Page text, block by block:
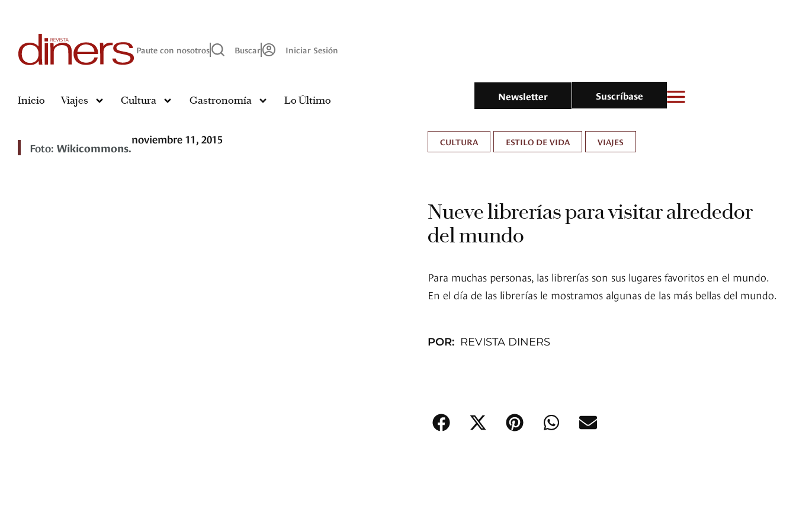
Paute con nosotros Buscar Iniciar Sesión
Inicio Viajes Cultura Gastronomía Lo Último Newsletter Suscríbase
Foto: Wikicommons.
noviembre 11, 2015 CULTURA ESTILO DE VIDA VIAJES
Nueve librerías para visitar alrededor
del mundo
Para muchas personas, las librerías son sus lugares favoritos en el mundo.
En el día de las librerías le mostramos algunas de las más bellas del mundo.
POR: REVISTA DINERS